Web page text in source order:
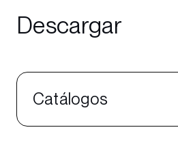
Descargar
Catálogos